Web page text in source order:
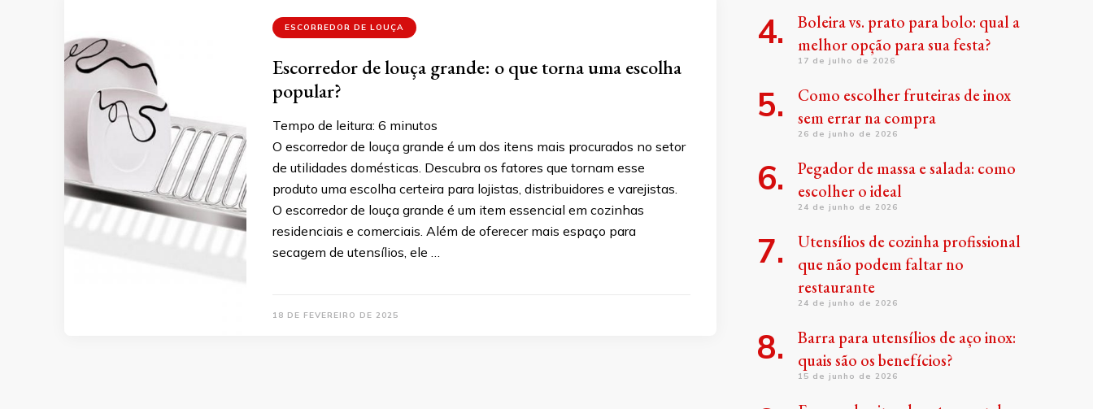
ESCORREDOR DE LOUÇA
Escorredor de louça grande: o que torna uma escolha
popular?
Tempo de leitura: 6 minutos
O escorredor de louça grande é um dos itens mais procurados no setor
de utilidades domésticas. Descubra os fatores que tornam esse
produto uma escolha certeira para lojistas, distribuidores e varejistas.
O escorredor de louça grande é um item essencial em cozinhas
residenciais e comerciais. Além de oferecer mais espaço para
secagem de utensílios, ele …
18 DE FEVEREIRO DE 2025
Boleira vs. prato para bolo: qual a
melhor opção para sua festa?
17 de julho de 2026
Como escolher fruteiras de inox
sem errar na compra
26 de junho de 2026
Pegador de massa e salada: como
escolher o ideal
24 de junho de 2026
Utensílios de cozinha profissional
que não podem faltar no
restaurante
24 de junho de 2026
Barra para utensílios de aço inox:
quais são os benefícios?
15 de junho de 2026